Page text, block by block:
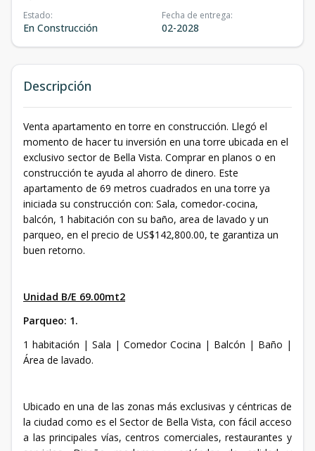
Estado:
En Construcción
Fecha de entrega:
02-2028
Descripción
Venta apartamento en torre en construcción. Llegó el
momento de hacer tu inversión en una torre ubicada en el
exclusivo sector de Bella Vista. Comprar en planos o en
construcción te ayuda al ahorro de dinero. Este
apartamento de 69 metros cuadrados en una torre ya
iniciada su construcción con: Sala, comedor-cocina,
balcón, 1 habitación con su baño, area de lavado y un
parqueo, en el precio de US$142,800.00, te garantiza un
buen retorno.
Unidad B/E 69.00mt2
Parqueo: 1.
1 habitación | Sala | Comedor Cocina | Balcón | Baño |
Área de lavado.
Ubicado en una de las zonas más exclusivas y céntricas de
la ciudad como es el Sector de Bella Vista, con fácil acceso
a las principales vías, centros comerciales, restaurantes y